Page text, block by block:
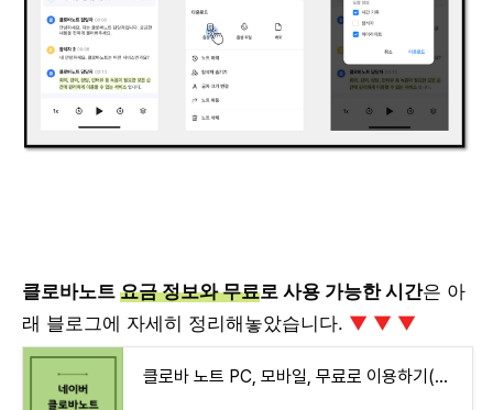
클로바노트 요금 정보와 무료로 사용 가능한 시간은 아
래 블로그에 자세히 정리해놓았습니다. ▼ ▼ ▼
클로바 노트 PC, 모바일, 무료로 이용하기(대학생, 직장인 꿀템)